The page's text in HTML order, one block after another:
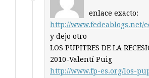
enlace exacto:
http://www.fedeablogs.net/
y dejo otro
LOS PUPITRES DE LA
2010-Valentí Puig
http://www.fp-es.org/los-